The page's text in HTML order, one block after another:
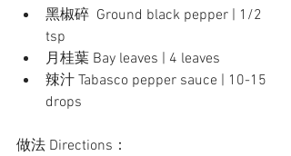
黑椒碎  Ground black pepper | 1/2
tsp
月桂葉 Bay leaves | 4 leaves
辣汁 Tabasco pepper sauce | 10-15
drops
做法 Directions：